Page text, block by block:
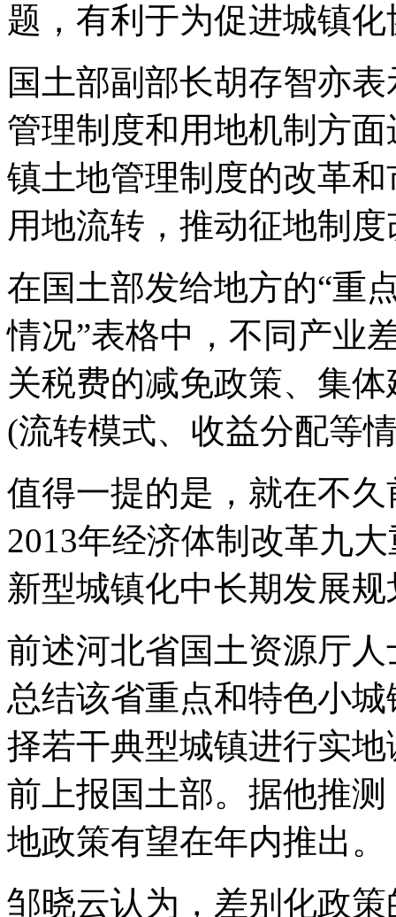
题，有利于为促进城镇
国土部副部长胡存智亦
管理制度和用地机制方
镇土地管理制度的改革
用地流转，推动征地制度
在国土部发给地方的“重
情况”表格中，不同产业
关税费的减免政策、集
(流转模式、收益分配等
值得一提的是，就在不
2013年经济体制改革九
新型城镇化中长期发展规
前述河北省国土资源厅
总结该省重点和特色小
择若干典型城镇进行实
前上报国土部。据他推
地政策有望在年内推出。
邹晓云认为，差别化政